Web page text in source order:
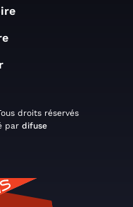
droits réservés
par difuse